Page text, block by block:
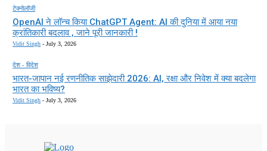
टेक्नोलॉजी
OpenAI ने लॉन्च किया ChatGPT Agent: AI की दुनिया में आया नया
क्रांतिकारी बदलाव , जाने पूरी जानकारी !
Vidit Singh - July 3, 2026
देश - विदेश
भारत-जापान नई रणनीतिक साझेदारी 2026: AI, रक्षा और निवेश में क्या बदलेगा
भारत का भविष्य?
Vidit Singh - July 3, 2026